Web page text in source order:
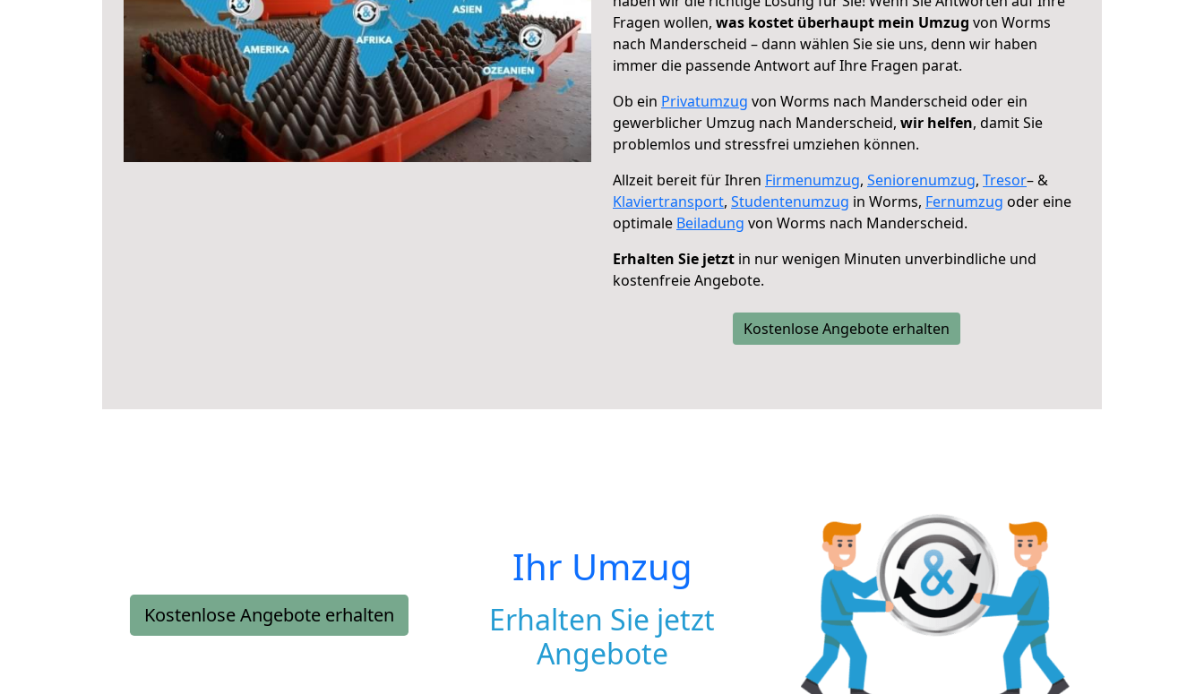
Fragen wollen, was kostet überhaupt mein Umzug von Worms
nach Manderscheid – dann wählen Sie sie uns, denn wir haben
immer die passende Antwort auf Ihre Fragen parat.
Ob ein Privatumzug von Worms nach Manderscheid oder ein
gewerblicher Umzug nach Manderscheid, wir helfen, damit Sie
problemlos und stressfrei umziehen können.
Allzeit bereit für Ihren Firmenumzug, Seniorenumzug, Tresor– &
Klaviertransport, Studentenumzug in Worms, Fernumzug oder eine
optimale Beiladung von Worms nach Manderscheid.
Erhalten Sie jetzt in nur wenigen Minuten unverbindliche und
kostenfreie Angebote.
Kostenlose Angebote erhalten
Kostenlose Angebote erhalten
Ihr Umzug
Erhalten Sie jetzt
Angebote